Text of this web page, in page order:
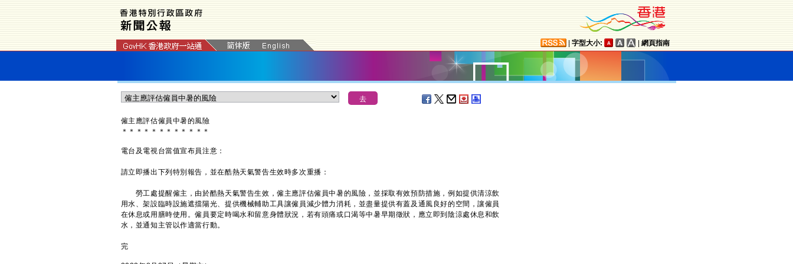
字型大小: 網頁指南
僱主應評估僱員中暑的風險
＊ ＊ ＊ ＊ ＊ ＊ ＊ ＊ ＊ ＊ ＊ ＊
電台及電視台當值宣布員注意：
請立即播出下列特別報告，並在酷熱天氣警告生效時多次重播：
勞工處提醒僱主，由於酷熱天氣警告生效，僱主應評估僱員中暑的風險，並採取有效預防措施，例如提供清涼飲
用水、架設臨時設施遮擋陽光、提供機械輔助工具讓僱員減少體力消耗，並盡量提供有蓋及通風良好的空間，讓僱員
在休息或用膳時使用。僱員要定時喝水和留意身體狀況，若有頭痛或口渴等中暑早期徵狀，應立即到陰涼處休息和飲
水，並通知主管以作適當行動。
完